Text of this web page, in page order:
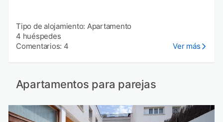
Tipo de alojamiento: Apartamento
4 huéspedes
Comentarios: 4
Ver más
Apartamentos para parejas